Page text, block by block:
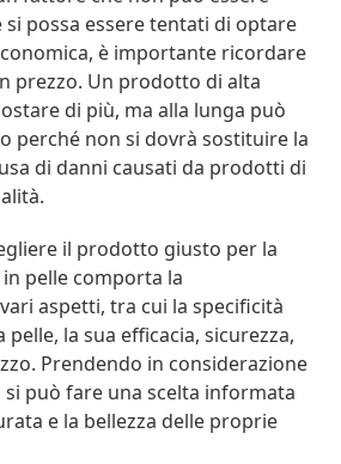
si possa essere tentati di optare
è importante ricordare
prezzo. Un prodotto di alta
di più, ma alla lunga può
perché non si dovrà sostituire la
di danni causati da prodotti di
il prodotto giusto per la
pelle comporta la
aspetti, tra cui la specificità
la sua efficacia, sicurezza,
Prendendo in considerazione
può fare una scelta informata
e la bellezza delle proprie